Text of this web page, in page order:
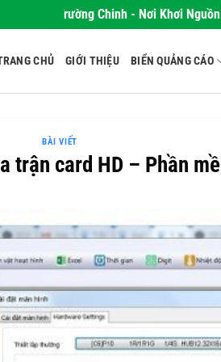
Cáo Trường Chinh - Nơi Khơi Nguồn
CHỦ GIỚI THIỆU BIỂN QUẢNG CÁO
BÀI VIẾT
trận card HD – Phần